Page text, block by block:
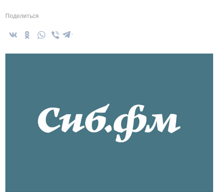
Поделиться